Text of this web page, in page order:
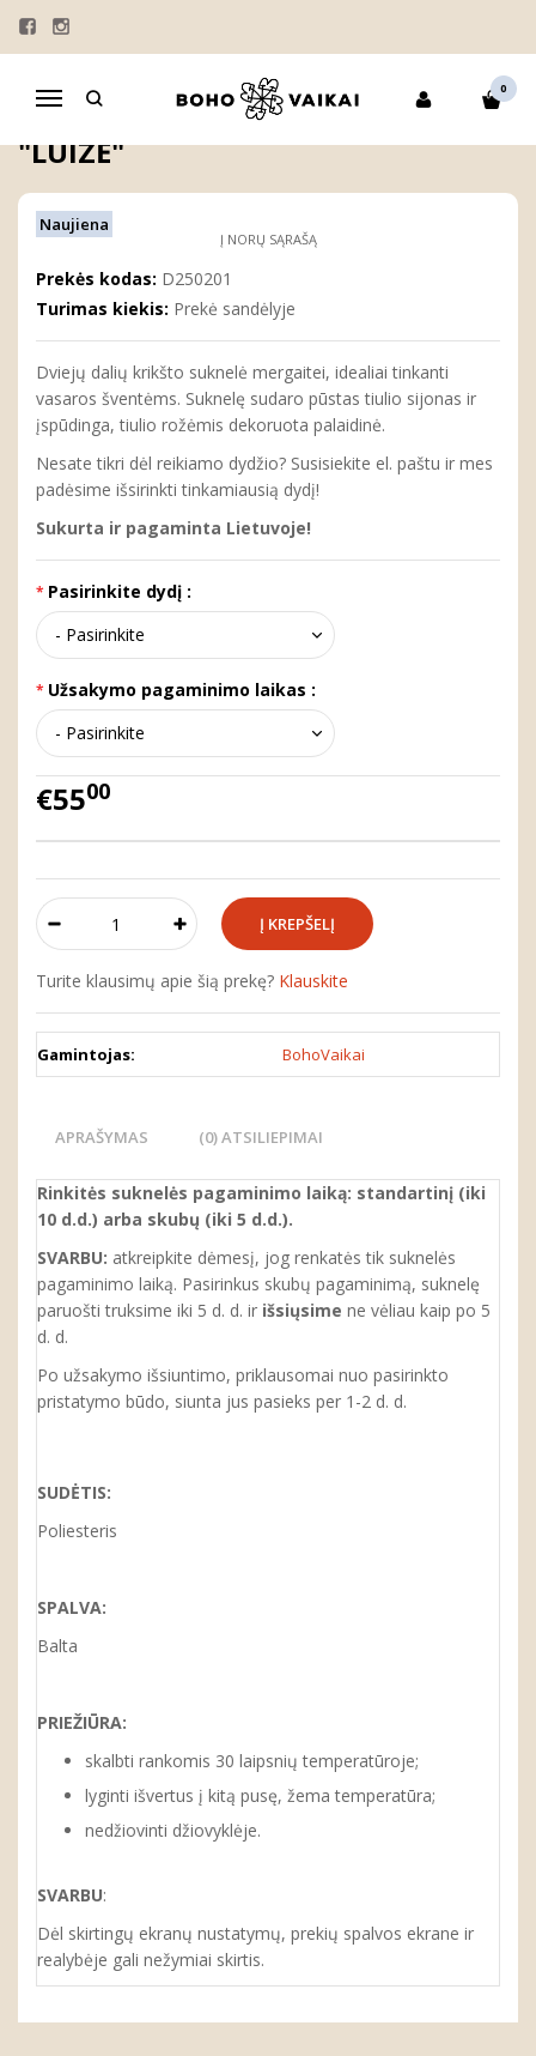
Navigacija
0
Pagrindinis
Dviejų dalių krikšto suknelė "Luizė"
DVIEJŲ DALIŲ KRIKŠTO SUKNELĖ
"LUIZĖ"
Naujiena
Į NORŲ SĄRAŠĄ
Prekės kodas: D250201
Turimas kiekis: Prekė sandėlyje
Dviejų dalių krikšto suknelė mergaitei, idealiai tinkanti
vasaros šventėms. Suknelę sudaro pūstas tiulio sijonas ir
įspūdinga, tiulio rožėmis dekoruota palaidinė.
Nesate tikri dėl reikiamo dydžio? Susisiekite el. paštu ir mes
padėsime išsirinkti tinkamiausią dydį!
Sukurta ir pagaminta Lietuvoje!
Pasirinkite dydį :
Užsakymo pagaminimo laikas :
€5500
Turite klausimų apie šią prekę? Klauskite
Gamintojas: BohoVaikai
APRAŠYMAS (0) ATSILIEPIMAI
Rinkitės suknelės pagaminimo laiką: standartinį (iki
10 d.d.) arba skubų (iki 5 d.d.).
SVARBU: atkreipkite dėmesį, jog renkatės tik suknelės
pagaminimo laiką. Pasirinkus skubų pagaminimą, suknelę
paruošti truksime iki 5 d. d. ir išsiųsime ne vėliau kaip po 5
d. d.
Po užsakymo išsiuntimo, priklausomai nuo pasirinkto
pristatymo būdo, siunta jus pasieks per 1-2 d. d.
SUDĖTIS:
Poliesteris
SPALVA:
Balta
PRIEŽIŪRA:
skalbti rankomis 30 laipsnių temperatūroje;
lyginti išvertus į kitą pusę, žema temperatūra;
nedžiovinti džiovyklėje.
SVARBU:
Dėl skirtingų ekranų nustatymų, prekių spalvos ekrane ir
realybėje gali nežymiai skirtis.